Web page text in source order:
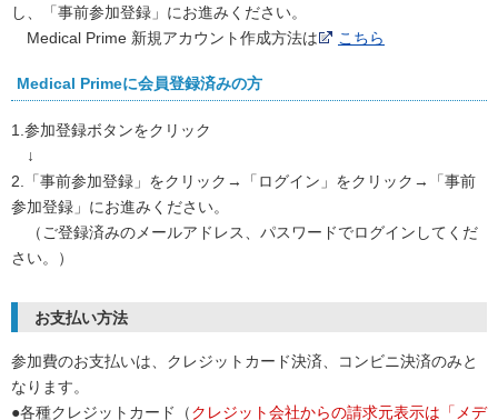
し、「事前参加登録」にお進みください。
Medical Prime 新規アカウント作成方法は
こちら
Medical Primeに会員登録済みの方
1.参加登録ボタンをクリック
↓
2.「事前参加登録」をクリック→「ログイン」をクリック→「事前
参加登録」にお進みください。
（ご登録済みのメールアドレス、パスワードでログインしてくだ
さい。）
お支払い方法
参加費のお支払いは、クレジットカード決済、コンビニ決済のみと
なります。
●各種クレジットカード（クレジット会社からの請求元表示は「メデ